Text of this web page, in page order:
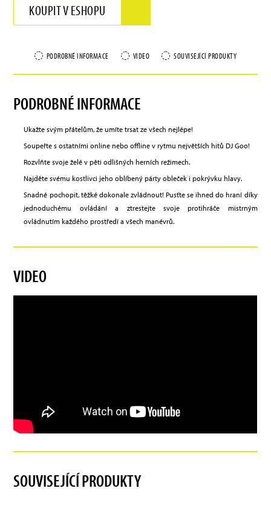
KOUPIT V ESHOPU
PODROBNÉ INFORMACE VIDEO SOUVISEJÍCÍ PRODUKTY
PODROBNÉ INFORMACE
Ukažte svým přátelům, že umíte trsat ze všech nejlépe!
Soupeřte s ostatními online nebo offline v rytmu největších hitů DJ Goo!
Rozvlňte svoje želé v pěti odlišných herních režimech.
Najděte svému kostlivci jeho oblíbený párty obleček i pokrývku hlavy.
Snadné pochopit, těžké dokonale zvládnout! Pusťte se ihned do hraní díky
jednoduchému ovládání a ztrestejte svoje protihráče mistrným
ovládnutím každého prostředí a všech manévrů.
VIDEO
SOUVISEJÍCÍ PRODUKTY